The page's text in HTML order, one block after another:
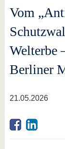
Vom
Welterbe
Berliner
21.05.2026